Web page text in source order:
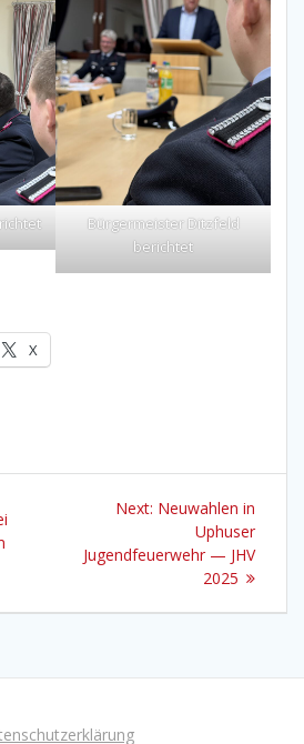
Bürgermeister Ditzfeld
berichtet
X
Next: Next
Neuwahlen in
Uphuser
Jugendfeuerwehr — JHV
2025